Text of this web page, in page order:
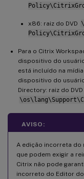
x86: raiz do DVD
Para o Citrix
dispositivo do
está incluído na
dispositivo do
Directory: raiz do DVD
AVISO:
A edição incorreta
que podem exigir a
Citrix não pode
incorreto do Editor